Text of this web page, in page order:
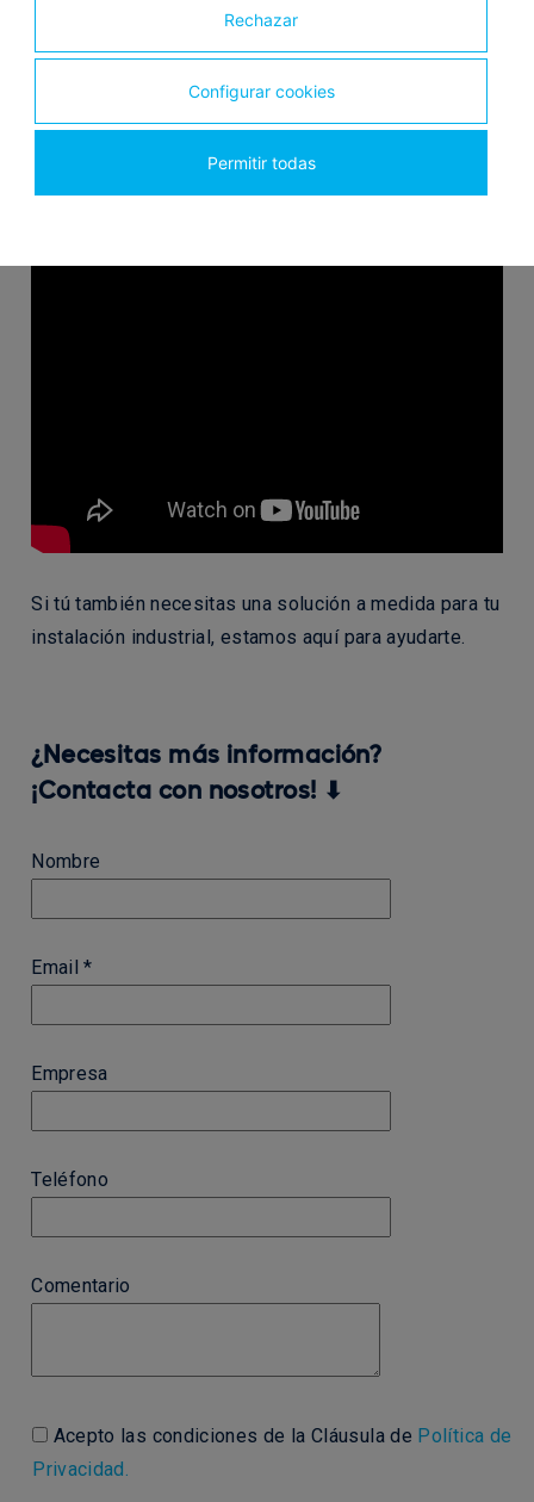
Si tú también necesitas una solución a medida para tu
instalación industrial, estamos aquí para ayudarte.
¿Necesitas más información?
¡Contacta con nosotros! ⬇
Nombre
Email *
Empresa
Teléfono
Comentario
Acepto las condiciones de la Cláusula de Política de
Privacidad.
Rechazar
Configurar cookies
Permitir todas